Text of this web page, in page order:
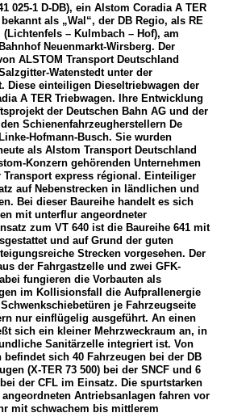
025-1 D-DB), ein Alstom Coradia A TER
als „Wal“, der DB Regio, als RE
(Lichtenfels – Kulmbach – Hof), am
Neuenmarkt-Wirsberg. Der
ALSTOM Transport Deutschland
Watenstedt unter der
Diese einteiligen Dieseltriebwagen der
A TER Triebwagen. Ihre Entwicklung
der Deutschen Bahn AG und der
Schienenfahrzeugherstellern De
Hofmann-Busch. Sie wurden
als Alstom Transport Deutschland
Konzern gehörenden Unternehmen
Transport express régional. Einteiliger
auf Nebenstrecken in ländlichen und
Bei dieser Baureihe handelt es sich
mit unterflur angeordneter
zum VT 640 ist die Baureihe 641 mit
und auf Grund der guten
Strecken vorgesehen. Der
der Fahrgastzelle und zwei GFK-
fungieren die Vorbauten als
im Kollisionsfall die Aufprallenergie
je Fahrzeugseite
nur einflügelig ausgeführt. An einen
sich ein kleiner Mehrzweckraum an, in
Sanitärzelle integriert ist. Von
sich 40 Fahrzeugen bei der DB
(X-TER 73 500) bei der SNCF und 6
der CFL im Einsatz. Die spurtstarken
Antriebsanlagen fahren vor
mit schwachem bis mittlerem